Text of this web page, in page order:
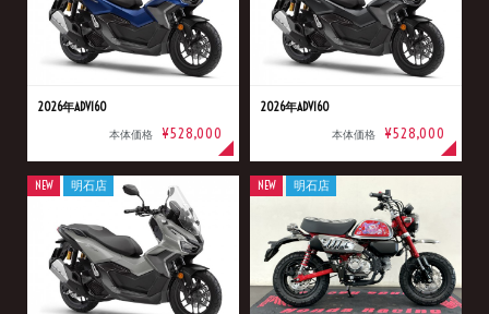
2026年ADV160
本体価格 ¥528,000
2026年ADV160
本体価格 ¥528,000
NEW 明石店 NEW 明石店